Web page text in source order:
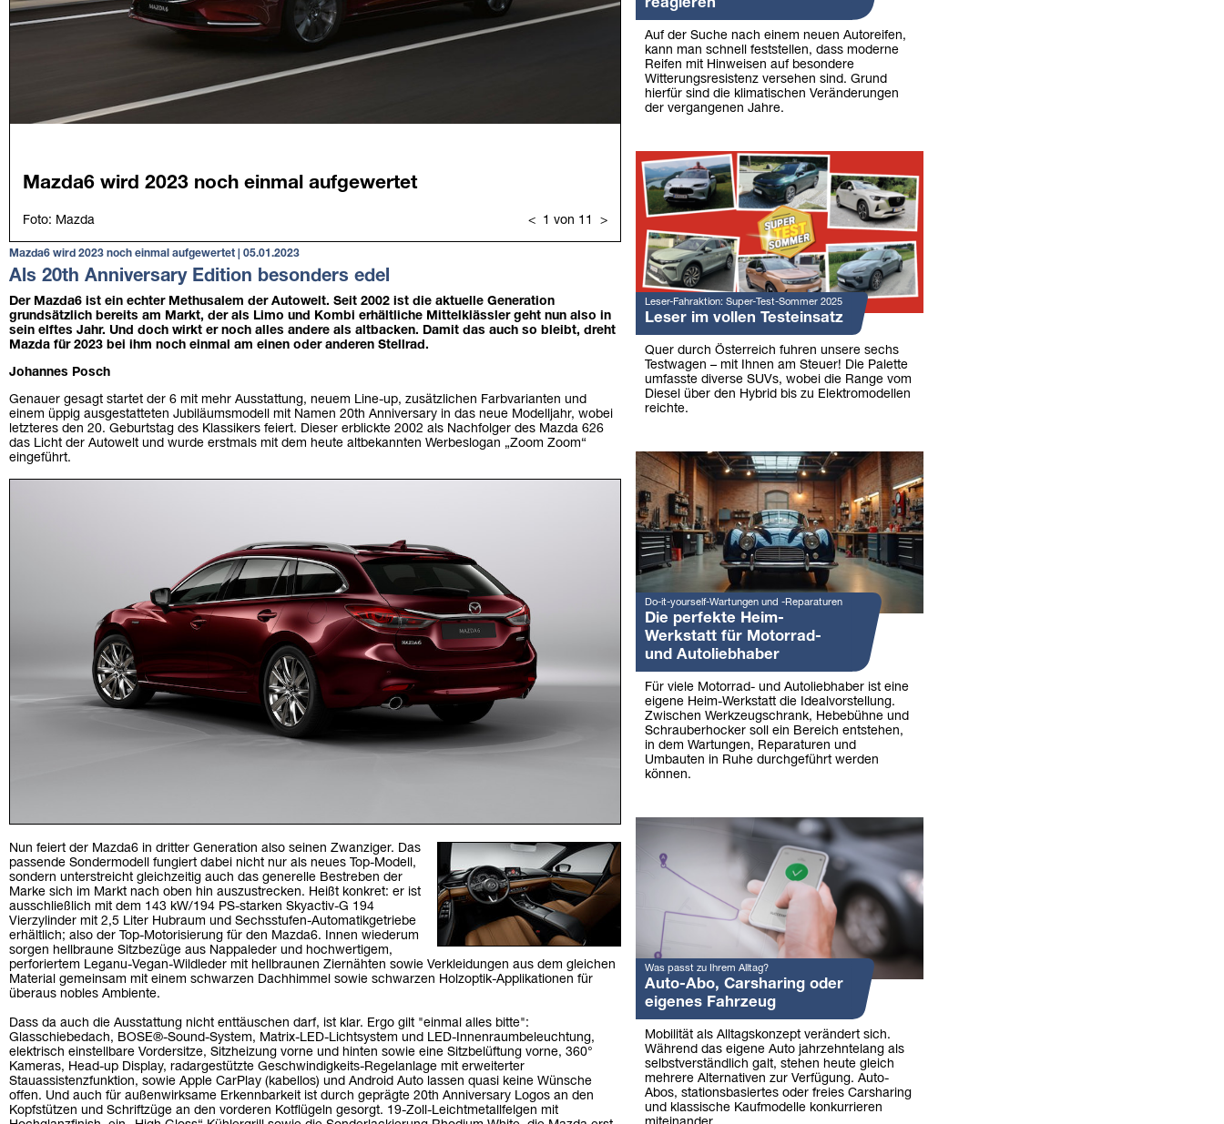
Mazda6 wird 2023 noch einmal aufgewertet | 05.01.2023
Als 20th Anniversary Edition besonders edel
Der Mazda6 ist ein echter Methusalem der Autowelt. Seit 2002 ist die aktuelle Generation
grundsätzlich bereits am Markt, der als Limo und Kombi erhältliche Mittelklässler geht nun also in
sein elftes Jahr. Und doch wirkt er noch alles andere als altbacken. Damit das auch so bleibt, dreht
Mazda für 2023 bei ihm noch einmal am einen oder anderen Stellrad.
Johannes Posch
Genauer gesagt startet der 6 mit mehr Ausstattung, neuem Line-up, zusätzlichen Farbvarianten und
einem üppig ausgestatteten Jubiläumsmodell mit Namen 20th Anniversary in das neue Modelljahr, wobei
letzteres den 20. Geburtstag des Klassikers feiert. Dieser erblickte 2002 als Nachfolger des Mazda 626
das Licht der Autowelt und wurde erstmals mit dem heute altbekannten Werbeslogan „Zoom Zoom“
eingeführt.
Nun feiert der Mazda6 in dritter Generation also seinen Zwanziger. Das
passende Sondermodell fungiert dabei nicht nur als neues Top-Modell,
sondern unterstreicht gleichzeitig auch das generelle Bestreben der
Marke sich im Markt nach oben hin auszustrecken. Heißt konkret: er ist
ausschließlich mit dem 143 kW/194 PS-starken Skyactiv-G 194
Vierzylinder mit 2,5 Liter Hubraum und Sechsstufen-Automatikgetriebe
erhältlich; also der Top-Motorisierung für den Mazda6. Innen wiederum
sorgen hellbraune Sitzbezüge aus Nappaleder und hochwertigem,
perforiertem Leganu-Vegan-Wildleder mit hellbraunen Ziernähten sowie Verkleidungen aus dem gleichen
Material gemeinsam mit einem schwarzen Dachhimmel sowie schwarzen Holzoptik-Applikationen für
überaus nobles Ambiente.
Dass da auch die Ausstattung nicht enttäuschen darf, ist klar. Ergo gilt "einmal alles bitte":
Glasschiebedach, BOSE®-Sound-System, Matrix-LED-Lichtsystem und LED-Innenraumbeleuchtung,
elektrisch einstellbare Vordersitze, Sitzheizung vorne und hinten sowie eine Sitzbelüftung vorne, 360°
Kameras, Head-up Display, radargestützte Geschwindigkeits-Regelanlage mit erweiterter
Stauassistenzfunktion, sowie Apple CarPlay (kabellos) und Android Auto lassen quasi keine Wünsche
offen. Und auch für außenwirksame Erkennbarkeit ist durch geprägte 20th Anniversary Logos an den
Kopfstützen und Schriftzüge an den vorderen Kotflügeln gesorgt. 19-Zoll-Leichtmetallfelgen mit
reagieren
Auf der Suche nach einem neuen Autoreifen,
kann man schnell feststellen, dass moderne
Reifen mit Hinweisen auf besondere
Witterungsresistenz versehen sind. Grund
hierfür sind die klimatischen Veränderungen
der vergangenen Jahre.
Leser-Fahraktion: Super-Test-Sommer 2025
Leser im vollen Testeinsatz
Quer durch Österreich fuhren unsere sechs
Testwagen – mit Ihnen am Steuer! Die Palette
umfasste diverse SUVs, wobei die Range vom
Diesel über den Hybrid bis zu Elektromodellen
reichte.
Do-it-yourself-Wartungen und -Reparaturen
Die perfekte Heim-
Werkstatt für Motorrad-
und Autoliebhaber
Für viele Motorrad- und Autoliebhaber ist eine
eigene Heim-Werkstatt die Idealvorstellung.
Zwischen Werkzeugschrank, Hebebühne und
Schrauberhocker soll ein Bereich entstehen,
in dem Wartungen, Reparaturen und
Umbauten in Ruhe durchgeführt werden
können.
Was passt zu Ihrem Alltag?
Auto-Abo, Carsharing oder
eigenes Fahrzeug
Mobilität als Alltagskonzept verändert sich.
Während das eigene Auto jahrzehntelang als
selbstverständlich galt, stehen heute gleich
mehrere Alternativen zur Verfügung. Auto-
Abos, stationsbasiertes oder freies Carsharing
und klassische Kaufmodelle konkurrieren